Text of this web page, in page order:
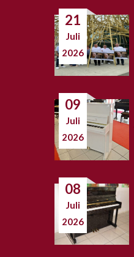
21
Juli
2026
09
Juli
2026
08
Juli
2026